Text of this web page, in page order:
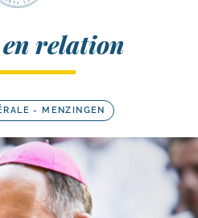
relation
- MENZINGEN